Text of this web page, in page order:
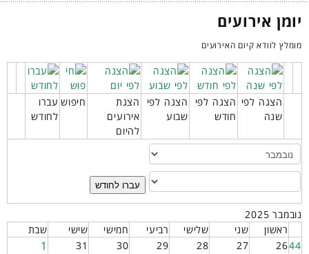
יומן אירועים
מומלץ לוודא קיום האירועים
הצגה לפי
שנה
הצגה לפי
חודש
הצגה לפי
שבוע
הצגת
אירועים
להיום
חיפוש עברו
לחודש
עברו לחודש
נובמבר 2025
ראשון
שני שלישי רביעי חמישי שישי
שבת
44
26
27
28
29
30
31
1